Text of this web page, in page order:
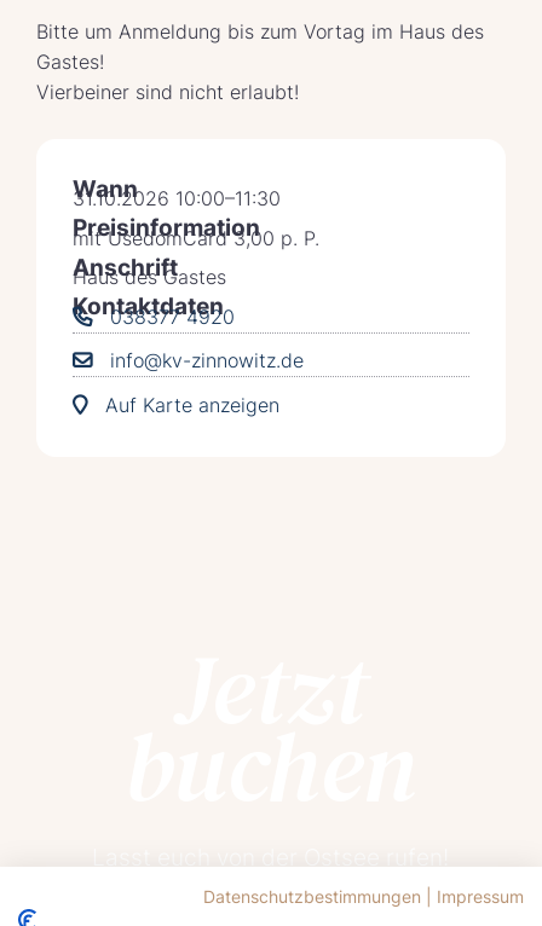
Bitte um Anmeldung bis zum Vortag im Haus des
Gastes!
Vierbeiner sind nicht erlaubt!
Wann
31.10.2026 10:00–11:30
Preisinformation
mit UsedomCard 3,00 p. P.
Anschrift
Haus des Gastes
Kontaktdaten
038377 4920
info@kv-zinnowitz.de
Auf Karte anzeigen
Meldet euch jetzt an und holt euch das
Datenschutzbestimmungen Impressum